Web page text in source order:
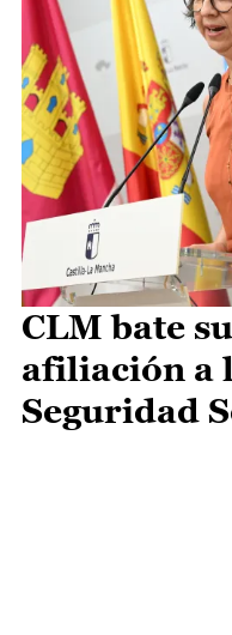
CLM bate
afiliación a
Seguridad